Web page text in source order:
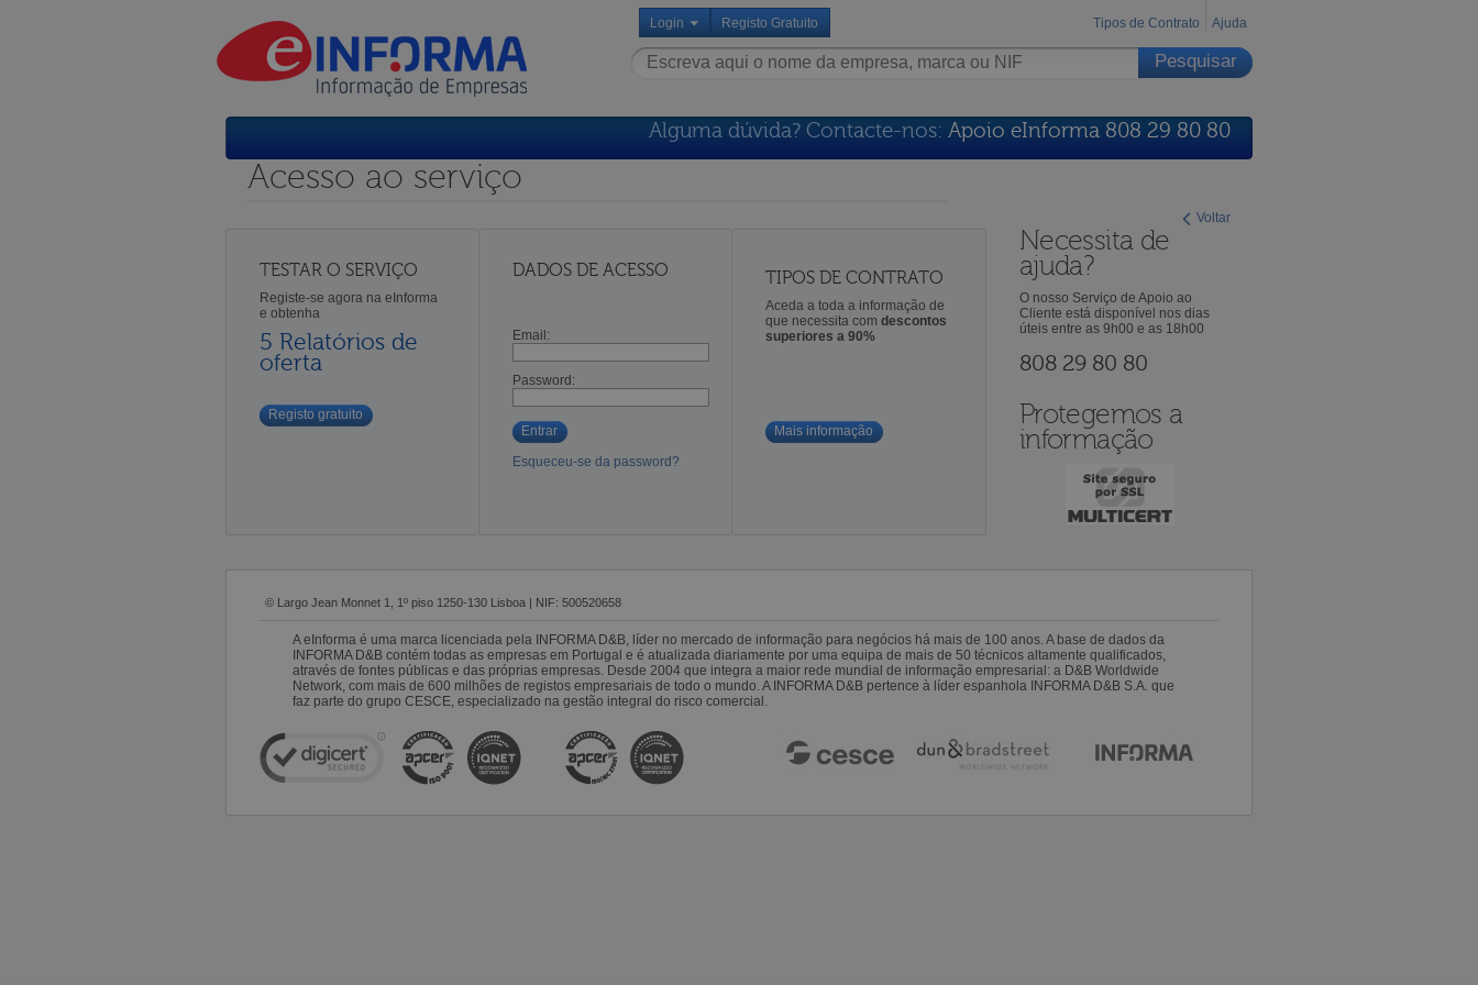
Login Registo Gratuito Tipos de Contrato Ajuda
Alguma dúvida? Contacte-nos: Apoio eInforma 808 29 80 80
Voltar
Acesso ao serviço
TESTAR O SERVIÇO
Registe-se agora na eInforma
e obtenha
5 Relatórios de
oferta
Registo gratuito
DADOS DE ACESSO
Email:
Password:
Entrar
Esqueceu-se da password?
TIPOS DE CONTRATO
Aceda a toda a informação de
que necessita comdescontos
superiores a 90%
Mais informação
Necessita de
ajuda?
O nosso Serviço de Apoio ao
Cliente está disponível nos dias
úteis entre as 9h00 e as 18h00
808 29 80 80
Protegemos a
informação
© Largo Jean Monnet 1, 1º piso 1250-130 Lisboa | NIF: 500520658
A eInforma é uma marca licenciada pela INFORMA D&B, líder no mercado de informação para negócios há mais de 100 anos. A base de dados da
INFORMA D&B contém todas as empresas em Portugal e é atualizada diariamente por uma equipa de mais de 50 técnicos altamente qualificados,
através de fontes públicas e das próprias empresas. Desde 2004 que integra a maior rede mundial de informação empresarial: a D&B Worldwide
Network, com mais de 600 milhões de registos empresariais de todo o mundo. A INFORMA D&B pertence à líder espanhola INFORMA D&B S.A. que
faz parte do grupo CESCE, especializado na gestão integral do risco comercial.